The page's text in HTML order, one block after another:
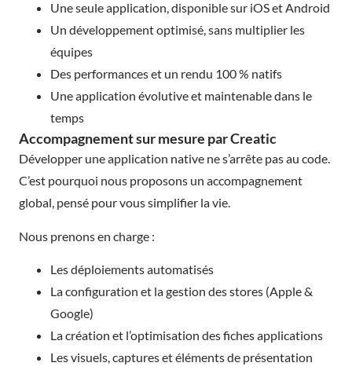
Une seule application, disponible sur iOS et Android
Un développement optimisé, sans multiplier les
équipes
Des performances et un rendu 100 % natifs
Une application évolutive et maintenable dans le
temps
Accompagnement sur mesure par Creatic
Développer une application native ne s’arrête pas au code.
C’est pourquoi nous proposons un accompagnement
global, pensé pour vous simplifier la vie.
Nous prenons en charge :
Les déploiements automatisés
La configuration et la gestion des stores (Apple &
Google)
La création et l’optimisation des fiches applications
Les visuels, captures et éléments de présentation